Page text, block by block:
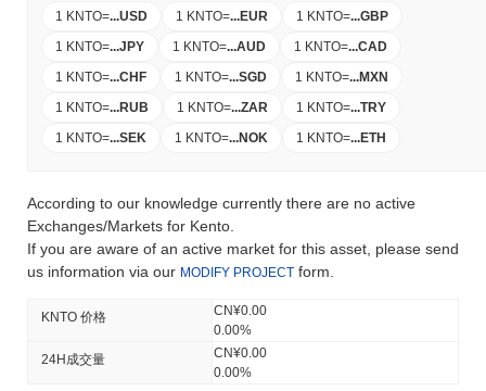
1 KNTO=...USD 1 KNTO=...EUR 1 KNTO=...GBP
1 KNTO=...JPY 1 KNTO=...AUD 1 KNTO=...CAD
1 KNTO=...CHF 1 KNTO=...SGD 1 KNTO=...MXN
1 KNTO=...RUB 1 KNTO=...ZAR 1 KNTO=...TRY
1 KNTO=...SEK 1 KNTO=...NOK 1 KNTO=...ETH
According to our knowledge currently there are no active
Exchanges/Markets for Kento.
If you are aware of an active market for this asset, please send
us information via our MODIFY PROJECT form.
KNTO 价格
CN¥0.00
0.00%
24H成交量
CN¥0.00
0.00%